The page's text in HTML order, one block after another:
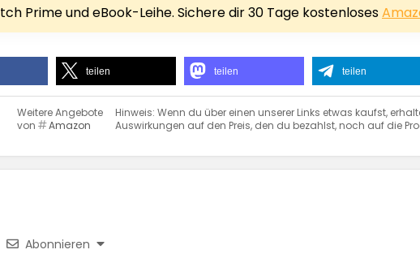
Prime und eBook-Leihe. Sichere dir 30 Tage kostenloses
teilen teilen teilen
Weitere Angebote
von
Amazon
Hinweis: Wenn du über einen unserer Links etwas kaufst,
Auswirkungen auf den Preis, den du bezahlst, noch auf die
Abonnieren